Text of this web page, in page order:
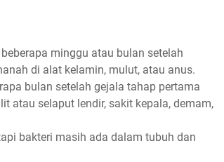
minggu atau bulan setelah
di alat kelamin, mulut, atau anus.
bulan setelah gejala tahap pertama
atau selaput lendir, sakit kepala, demam,
bakteri masih ada dalam tubuh dan